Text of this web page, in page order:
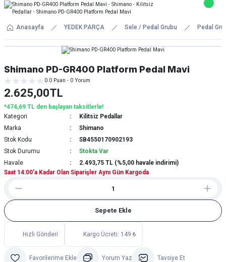
Anasayfa YEDEK PARÇA Sele / Pedal Grubu Pedal
Shimano PD-GR400 Platform Pedal Mavi
0.0 Puan - 0 Yorum
2.625,00TL
*474,69 TL den başlayan taksitlerle!
Kategori
Kilitsiz Pedallar
Marka
Shimano
Stok Kodu
SB4550170902193
Stok Durumu
Stokta Var
Havale
2.493,75 TL (%5,00 havale indirimi)
Saat 14:00'a Kadar Olan Siparişler Aynı Gün Kargoda
Sepete Ekle
Hızlı Gönderi Kargo Ücreti: 149 ₺
Yorum Yaz Tavsiye Et